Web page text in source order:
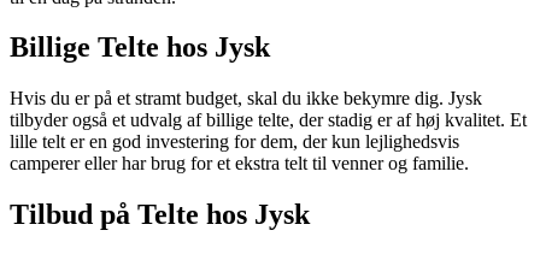
Billige Telte hos Jysk
Hvis du er på et stramt budget, skal du ikke bekymre dig. Jysk
tilbyder også et udvalg af billige telte, der stadig er af høj kvalitet. Et
lille telt er en god investering for dem, der kun lejlighedsvis
camperer eller har brug for et ekstra telt til venner og familie.
Tilbud på Telte hos Jysk